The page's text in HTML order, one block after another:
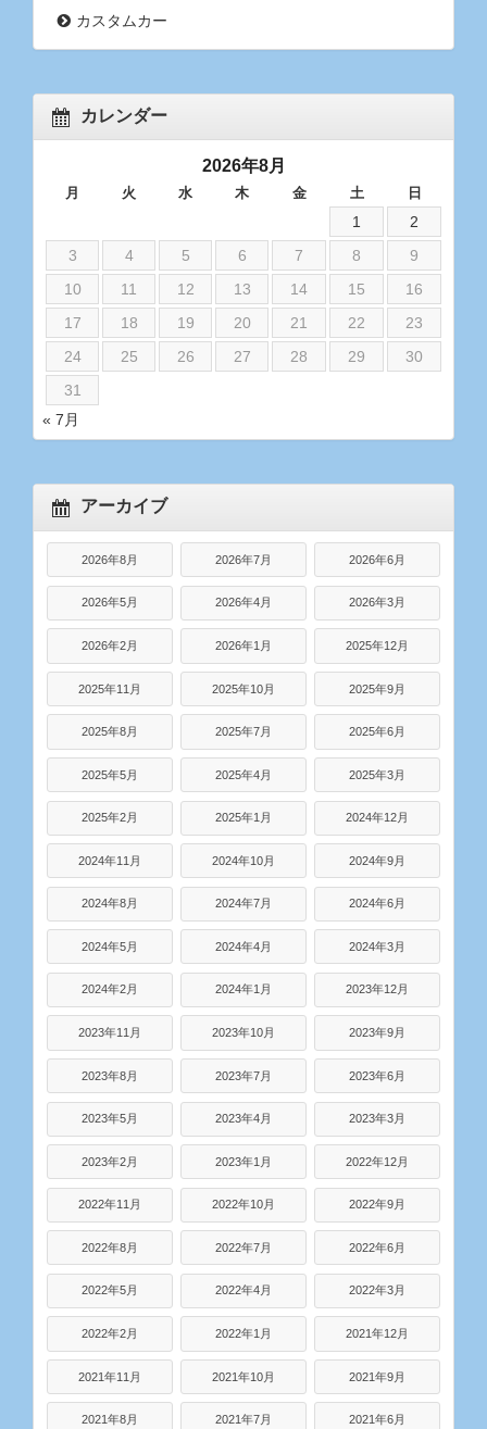
カスタムカー
カレンダー
2026年8月
月 火 水 木 金 土 日
1
2
3
4 5 6 7 8
9
10
11 12 13 14 15
16
17
18 19 20 21 22
23
24
25 26 27 28 29
30
31
« 7月
アーカイブ
2026年8月 2026年7月 2026年6月
2026年5月 2026年4月 2026年3月
2026年2月 2026年1月 2025年12月
2025年11月 2025年10月 2025年9月
2025年8月 2025年7月 2025年6月
2025年5月 2025年4月 2025年3月
2025年2月 2025年1月 2024年12月
2024年11月 2024年10月 2024年9月
2024年8月 2024年7月 2024年6月
2024年5月 2024年4月 2024年3月
2024年2月 2024年1月 2023年12月
2023年11月 2023年10月 2023年9月
2023年8月 2023年7月 2023年6月
2023年5月 2023年4月 2023年3月
2023年2月 2023年1月 2022年12月
2022年11月 2022年10月 2022年9月
2022年8月 2022年7月 2022年6月
2022年5月 2022年4月 2022年3月
2022年2月 2022年1月 2021年12月
2021年11月 2021年10月 2021年9月
2021年8月 2021年7月 2021年6月